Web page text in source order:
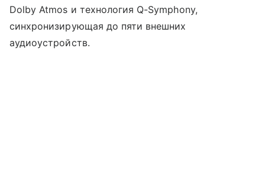
Dolby Atmos и технология Q-Symphony,
синхронизирующая до пяти внешних
аудиоустройств.